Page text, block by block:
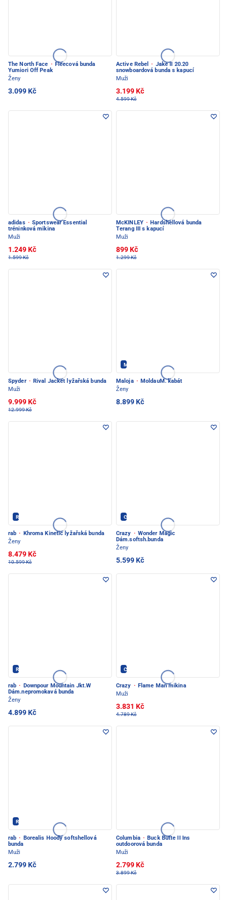
The North Face · Fleecová bunda
Yumiori Off Peak
Ženy
3.099 Kč
Active Rebel · Jake II 20.20
snowboardová bunda s kapucí
Muži
3.199 Kč
4.599 Kč
adidas · Sportswear Essential
tréninková mikina
Muži
1.249 Kč
1.599 Kč
McKINLEY · Hardshellová bunda
Terang III s kapucí
Muži
899 Kč
1.299 Kč
Spyder · Rival Jacket lyžařská bunda
Muži
9.999 Kč
12.999 Kč
Maloja - PEC POD SNĚŽKOU
Maloja · MoldauM. kabát
Ženy
8.899 Kč
Rab - PEC POD SNĚŽKOU
rab ·
Khroma Kinetic lyžařská bunda
Ženy
8.479 Kč
10.599 Kč
Crazy - PEC POD SNĚŽKOU
Crazy · Wonder Magic
Dám.softsh.bunda
Ženy
5.599 Kč
Rab - PEC POD SNĚŽKOU
rab ·
Downpour Mountain Jkt.W
Dám.nepromokavá bunda
Ženy
4.899 Kč
Crazy - PEC POD SNĚŽKOU
Crazy · Flame Man mikina
Muži
3.831 Kč
4.789 Kč
Rab - PEC POD SNĚŽKOU
rab ·
Borealis Hoody softshellová
bunda
Muži
2.799 Kč
Columbia · Buck Butte II Ins
outdoorová bunda
Muži
2.799 Kč
3.899 Kč